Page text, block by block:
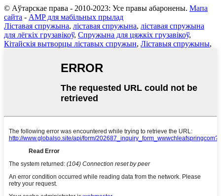
© Аўтарскае права - 2010-2023: Усе правы абаронены. Мапа
сайта - AMP для мабільных прылад
Ліставая спружына, ліставая спружына, ліставая спружына
для лёгкіх грузавікоў, Спружына для цяжкіх грузавікоў,
Кітайскія вытворцы ліставых спружын, Ліставыя спружыны,